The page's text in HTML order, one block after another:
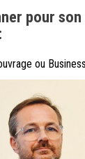
pour
ou Business